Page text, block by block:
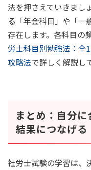
法を押さえていきまし
る「年金科目」や「一
存在します。各科目の
労士科目別勉強法：全
攻略法で詳しく解説し
まとめ：自分
結果につなげる
社労士試験の学習は、